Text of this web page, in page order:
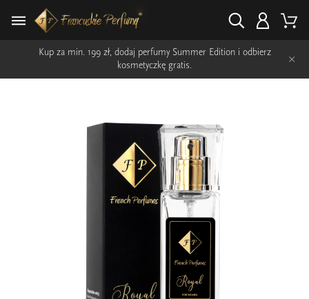
Kup za min. 199 zł, dodaj perfumy Summer Edition i odbierz
kosmetyczkę gratis.
×